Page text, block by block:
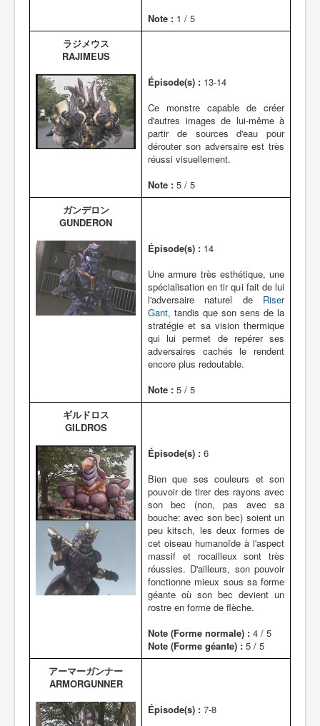
Note : 1 / 5
ラジメウス
RAJIMEUS
Épisode(s) : 13-14
Ce monstre capable de créer
d'autres images de lui-même à
partir de sources d'eau pour
dérouter son adversaire est très
réussi visuellement.
Note : 5 / 5
ガンデロン
GUNDERON
Épisode(s) : 14
Une armure très esthétique, une
spécialisation en tir qui fait de lui
l'adversaire naturel de Riser
Gant, tandis que son sens de la
stratégie et sa vision thermique
qui lui permet de repérer ses
adversaires cachés le rendent
encore plus redoutable.
Note : 5 / 5
ギルドロス
GILDROS
Épisode(s) : 6
Bien que ses couleurs et son
pouvoir de tirer des rayons avec
son bec (non, pas avec sa
bouche: avec son bec) soient un
peu kitsch, les deux formes de
cet oiseau humanoïde à l'aspect
massif et rocailleux sont très
réussies. D'ailleurs, son pouvoir
fonctionne mieux sous sa forme
géante où son bec devient un
rostre en forme de flèche.
Note (Forme normale) : 4 / 5
Note (Forme géante) : 5 / 5
アーマーガンナー
ARMORGUNNER
Épisode(s) : 7-8